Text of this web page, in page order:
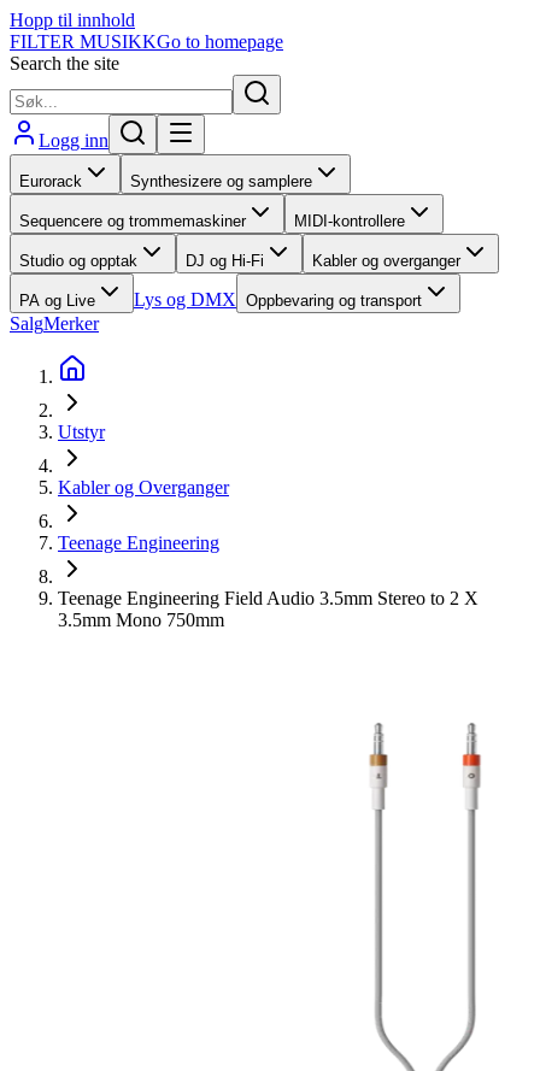
Hopp til innhold
FILTER MUSIKKGo to homepage
Search the site
Logg inn
Eurorack Synthesizere og samplere
Sequencere og trommemaskiner MIDI-kontrollere
Studio og opptak DJ og Hi-Fi Kabler og overganger
PA og Live Lys og DMX Oppbevaring og transport
SalgMerker
Utstyr
Kabler og Overganger
Teenage Engineering
Teenage Engineering Field Audio 3.5mm Stereo to 2 X
3.5mm Mono 750mm